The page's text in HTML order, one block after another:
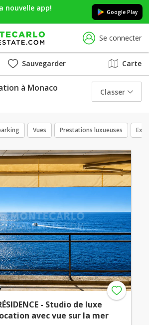
nouvelle app! Google Play
Se connecter
Sauvegarder Carte
à Monaco
Classer
Vues Prestations luxueuses
- Studio de luxe
avec vue sur la mer